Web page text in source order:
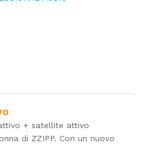
+ satellite attivo
di ZZIPP. Con un nuovo